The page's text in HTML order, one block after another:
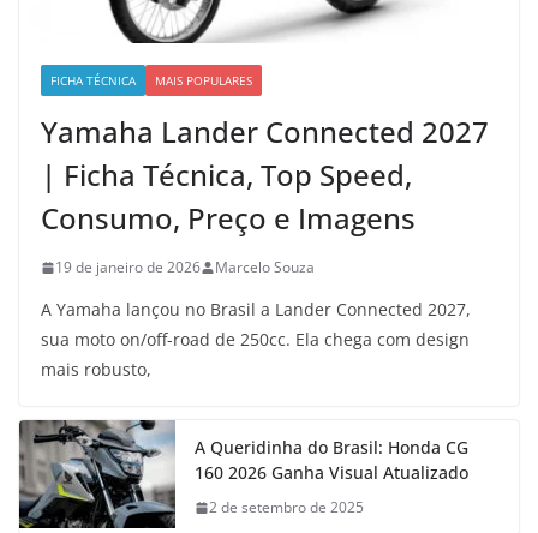
FICHA TÉCNICA MAIS POPULARES
Yamaha Lander Connected 2027
| Ficha Técnica, Top Speed,
Consumo, Preço e Imagens
19 de janeiro de 2026 Marcelo Souza
A Yamaha lançou no Brasil a Lander Connected 2027,
sua moto on/off-road de 250cc. Ela chega com design
mais robusto,
A Queridinha do Brasil: Honda CG
160 2026 Ganha Visual Atualizado
2 de setembro de 2025